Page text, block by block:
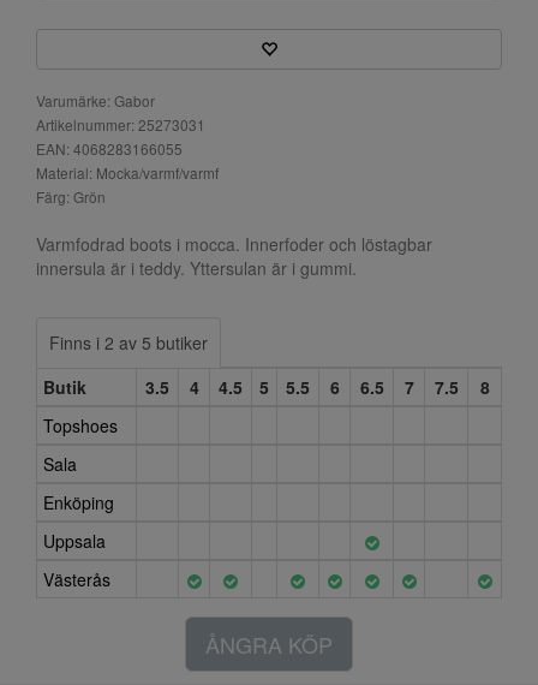
Varumärke: Gabor
Artikelnummer: 25273031
EAN: 4068283166055
Material: Mocka/varmf/varmf
Färg: Grön
Varmfodrad boots i mocca. Innerfoder och löstagbar
innersula är i teddy. Yttersulan är i gummi.
Finns i 2 av 5 butiker
Butik
3.5 4 4.5 5 5.5 6 6.5 7 7.5
8
Topshoes
Sala
Enköping
Uppsala
Västerås
ÅNGRA KÖP